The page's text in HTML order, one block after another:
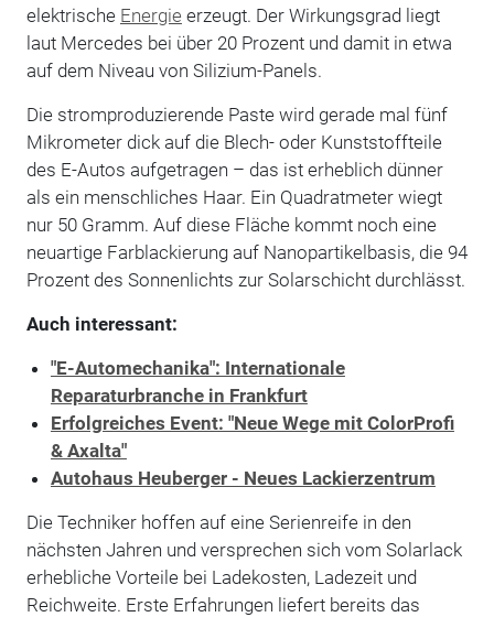
elektrische Energie erzeugt. Der Wirkungsgrad liegt
laut Mercedes bei über 20 Prozent und damit in etwa
auf dem Niveau von Silizium-Panels.
Die stromproduzierende Paste wird gerade mal fünf
Mikrometer dick auf die Blech- oder Kunststoffteile
des E-Autos aufgetragen – das ist erheblich dünner
als ein menschliches Haar. Ein Quadratmeter wiegt
nur 50 Gramm. Auf diese Fläche kommt noch eine
neuartige Farblackierung auf Nanopartikelbasis, die 94
Prozent des Sonnenlichts zur Solarschicht durchlässt.
Auch interessant:
"E-Automechanika": Internationale
Reparaturbranche in Frankfurt
Erfolgreiches Event: "Neue Wege mit ColorProfi
& Axalta"
Autohaus Heuberger - Neues Lackierzentrum
Die Techniker hoffen auf eine Serienreife in den
nächsten Jahren und versprechen sich vom Solarlack
erhebliche Vorteile bei Ladekosten, Ladezeit und
Reichweite. Erste Erfahrungen liefert bereits das